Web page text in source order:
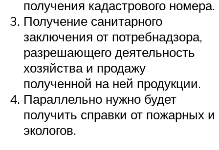
получения кадастрового номера.
Получение санитарного
заключения от потребнадзора,
разрешающего деятельность
хозяйства и продажу
полученной на ней продукции.
Параллельно нужно будет
получить справки от пожарных и
экологов.